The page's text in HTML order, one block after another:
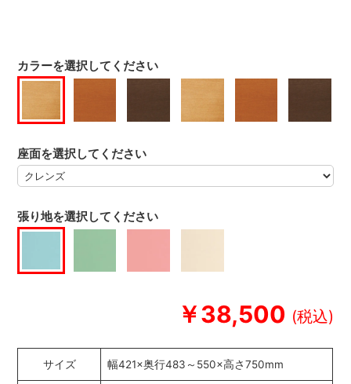
￥38,500
カラーを選択してください
座面を選択してください
張り地を選択してください
サイズ 幅421×奥行483～550×高さ750mm